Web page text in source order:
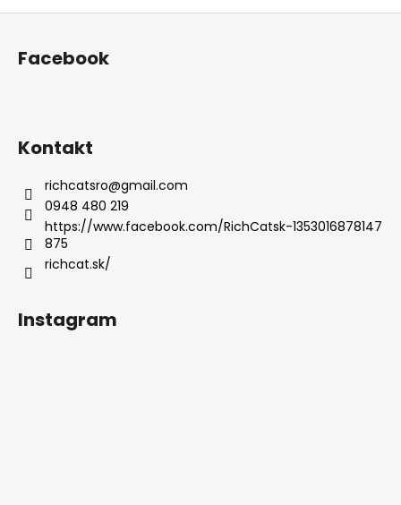
Z
Facebook
Kontakt
richcatsro@gmail.com
0948 480 219
https://www.facebook.com/RichCatsk-1353016878147
875
richcat.sk/
Instagram